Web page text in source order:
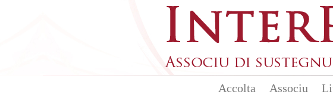
Accolta Associu